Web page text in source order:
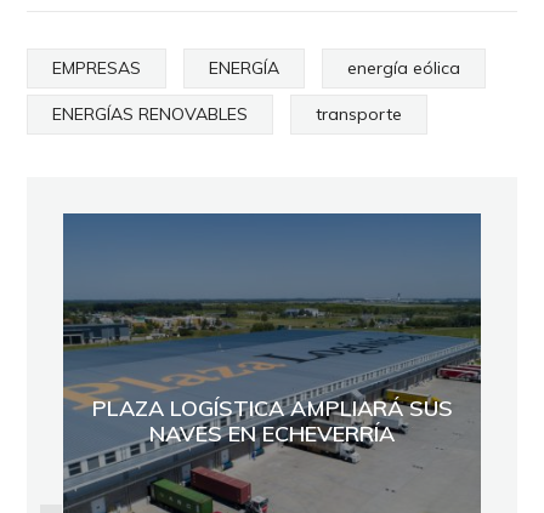
EMPRESAS ENERGÍA energía eólica
ENERGÍAS RENOVABLES transporte
PLAZA LOGÍSTICA AMPLIARÁ SUS
NAVES EN ECHEVERRÍA